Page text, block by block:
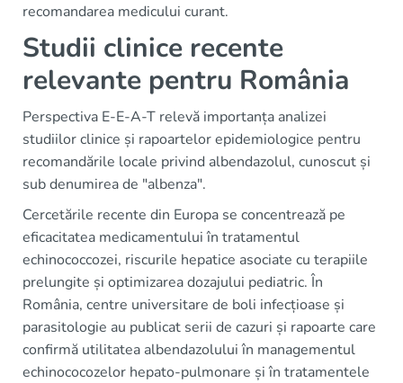
recomandarea medicului curant.
Studii clinice recente
relevante pentru România
Perspectiva E‑E‑A‑T relevă importanța analizei
studiilor clinice și rapoartelor epidemiologice pentru
recomandările locale privind albendazolul, cunoscut și
sub denumirea de "albenza".
Cercetările recente din Europa se concentrează pe
eficacitatea medicamentului în tratamentul
echinococcozei, riscurile hepatice asociate cu terapiile
prelungite și optimizarea dozajului pediatric. În
România, centre universitare de boli infecțioase și
parasitologie au publicat serii de cazuri și rapoarte care
confirmă utilitatea albendazolului în managementul
echinococozelor hepato‑pulmonare și în tratamentele